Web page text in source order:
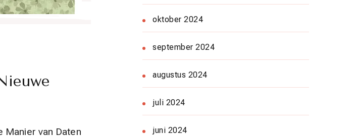
Manier van Daten
oktober 2024
september 2024
augustus 2024
juli 2024
juni 2024